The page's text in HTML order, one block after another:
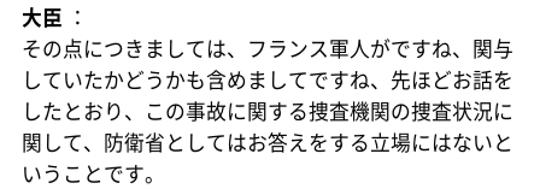
大臣 ：
その点につきましては、フランス軍人がですね、関与
していたかどうかも含めましてですね、先ほどお話を
したとおり、この事故に関する捜査機関の捜査状況に
関して、防衛省としてはお答えをする立場にはないと
いうことです。